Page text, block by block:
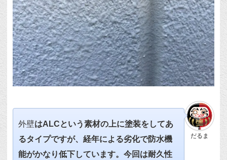
だるま
外壁はALCという素材の上に塗装をしてあ
るタイプですが、経年による劣化で防水機
能がかなり低下しています。今回は耐久性